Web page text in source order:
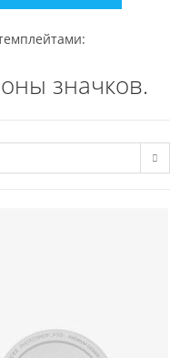
значков.